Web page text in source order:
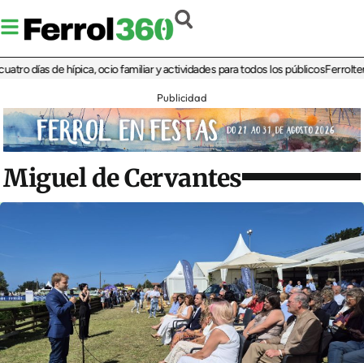
de hípica, ocio familiar y actividades para todos los públicosFerrolterra
Publicidad
Miguel de Cervantes